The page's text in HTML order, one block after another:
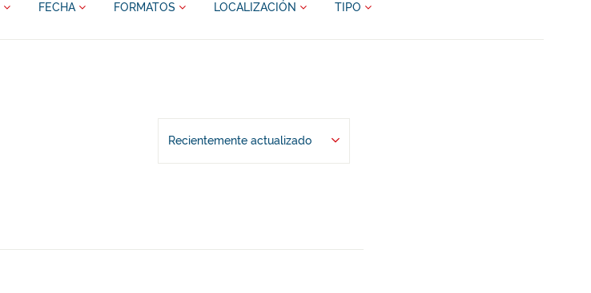
FECHA FORMATOS LOCALIZACIÓN TIPO
Recientemente actualizado